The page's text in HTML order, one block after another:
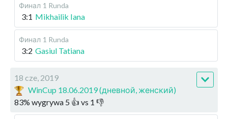
Финал 1 Runda
3:1 Mikhailik Iana
Финал 1 Runda
3:2 Gasiul Tatiana
18 cze, 2019
WinCup 18.06.2019 (дневной, женский)
83% wygrywa 5 👍 vs 1 👎